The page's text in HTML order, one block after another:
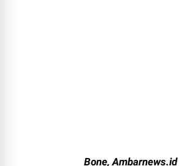
Bone, Ambarnews.id